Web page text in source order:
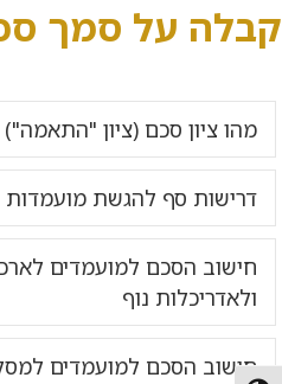
קבלה על סמך
מהו ציון סכם (ציון
דרישות סף להגשת מועמדות
חישוב הסכם למועמדים
ולאדריכלות נוף
חישוב הסכם למועמדים